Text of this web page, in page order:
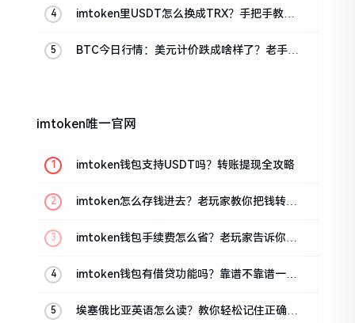
imtoken里USDT怎么换成TRX？手把手教你
BTC今日行情：美元计价跌成啥样了？老手教
imtoken唯一官网
imtoken钱包支持USDT吗？转账提现全攻略
imtoken怎么存钱进去？老玩家教你把钱转进
imtoken钱包手续费怎么省？老玩家告诉你几
imtoken钱包有借贷功能吗？靠谱不靠谱一文
埃塞俄比亚英语怎么读？教你轻松记住正确发